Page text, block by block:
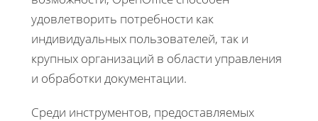
удовлетворить потребности как
индивидуальных пользователей, так и
крупных организаций в области управления
и обработки документации.
Среди инструментов, предоставляемых